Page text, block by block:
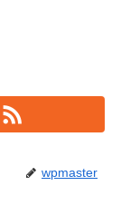
wpmaster